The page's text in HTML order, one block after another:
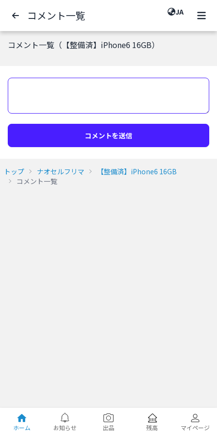
コメント一覧 JA
コメント一覧（【整備済】iPhone6 16GB）
コメントを送信
トップ ナオセルフリマ
【整備済】iPhone6 16GB
コメント一覧
ホーム お知らせ 出品 残高 マイページ